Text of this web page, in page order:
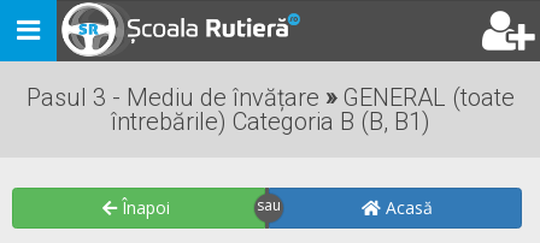
Toggle
navigation
Pasul 3 - Mediu de învățare »GENERAL (toate
întrebările) Categoria B (B, B1)
Înapoi Acasă